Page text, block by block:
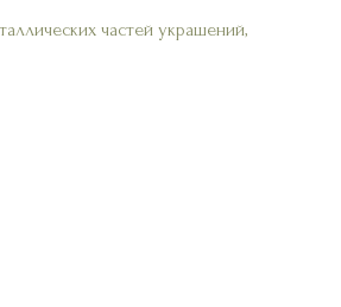
частей украшений,